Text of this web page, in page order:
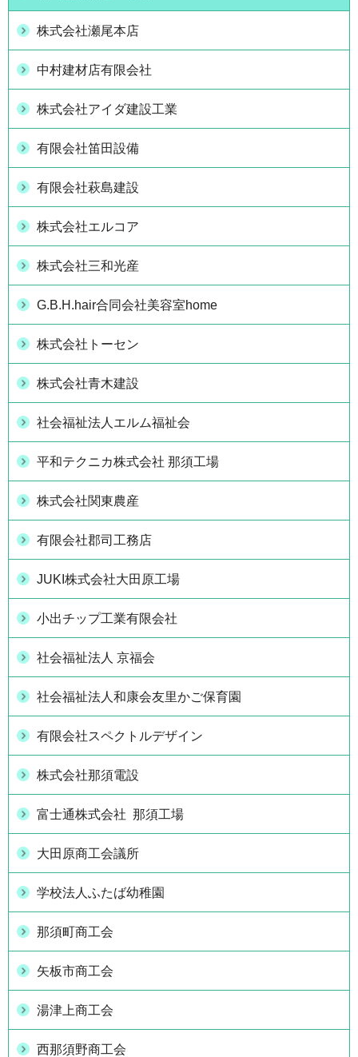
株式会社瀬尾本店
中村建材店有限会社
株式会社アイダ建設工業
有限会社笛田設備
有限会社萩島建設
株式会社エルコア
株式会社三和光産
G.B.H.hair合同会社美容室home
株式会社トーセン
株式会社青木建設
社会福祉法人エルム福祉会
平和テクニカ株式会社 那須工場
株式会社関東農産
有限会社郡司工務店
JUKI株式会社大田原工場
小出チップ工業有限会社
社会福祉法人 京福会
社会福祉法人和康会友里かご保育園
有限会社スペクトルデザイン
株式会社那須電設
富士通株式会社 那須工場
大田原商工会議所
学校法人ふたば幼稚園
那須町商工会
矢板市商工会
湯津上商工会
西那須野商工会